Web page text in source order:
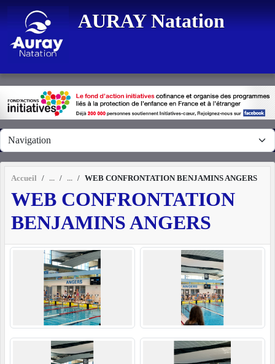
AURAY Natation
Accueil WEB CONFRONTATION BENJAMINS ANGERS
WEB CONFRONTATION
BENJAMINS ANGERS
Panneau de gestion des cookies